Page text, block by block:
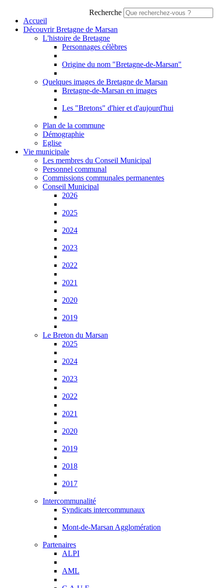
Recherche
Accueil
Découvrir Bretagne de Marsan
L'histoire de Bretagne
Personnages célèbres
Origine du nom "Bretagne-de-Marsan"
Quelques images de Bretagne de Marsan
Bretagne-de-Marsan en images
Les "Bretons" d'hier et d'aujourd'hui
Plan de la commune
Démographie
Eglise
Vie municipale
Les membres du Conseil Municipal
Personnel communal
Commissions communales permanentes
Conseil Municipal
2026
2025
2024
2023
2022
2021
2020
2019
Le Breton du Marsan
2025
2024
2023
2022
2021
2020
2019
2018
2017
Intercommunalité
Syndicats intercommunaux
Mont-de-Marsan Agglomération
Partenaires
ALPI
AML